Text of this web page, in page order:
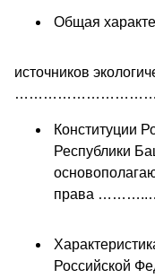
Общая
источников
Конституции
Республики
права
Российской